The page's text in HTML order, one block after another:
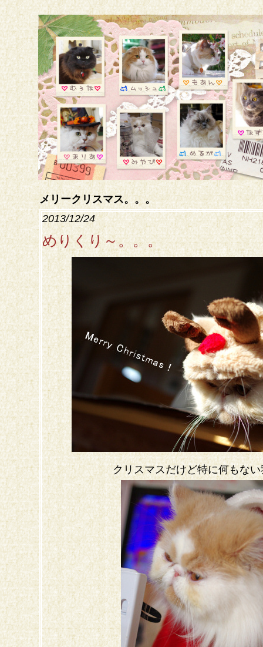
メリークリスマス。。。
2013/12/24
めりくり～。。。
クリスマスだけど特に何もな